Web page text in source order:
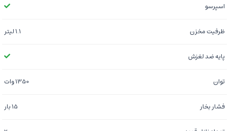
اسپرسو
ظرفیت مخزن ۱.۱ لیتر
پایه ضد لغزش
توان 1350 وات
فشار بخار 15 بار